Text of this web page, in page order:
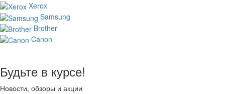
Xerox
Samsung
Brother
Canon
Будьте в курсе!
Новости, обзоры и акции